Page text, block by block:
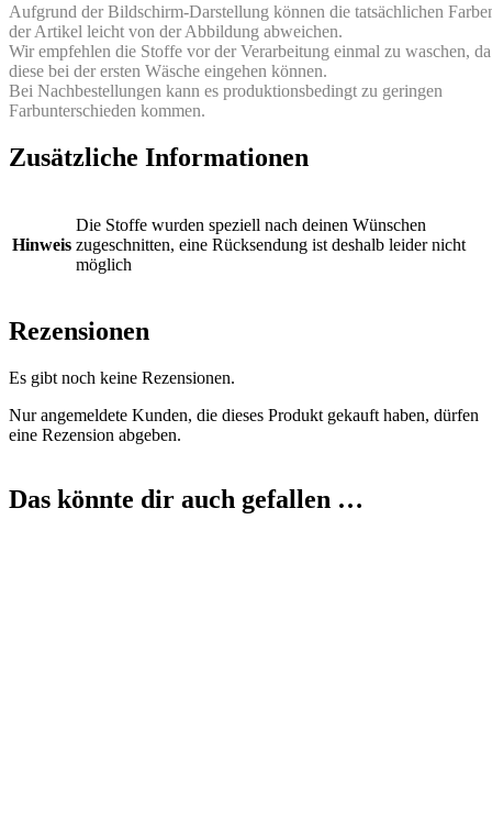
Aufgrund der Bildschirm-Darstellung können die tatsächlichen
der Artikel leicht von der Abbildung abweichen.
Wir empfehlen die Stoffe vor der Verarbeitung einmal zu waschen, da
diese bei der ersten Wäsche eingehen können.
Bei Nachbestellungen kann es produktionsbedingt zu geringen
Farbunterschieden kommen.
Zusätzliche Informationen
Hinweis
Die Stoffe wurden speziell nach deinen Wünschen
zugeschnitten, eine Rücksendung ist deshalb leider nicht
möglich
Rezensionen
Es gibt noch keine Rezensionen.
Nur angemeldete Kunden, die dieses Produkt gekauft haben, dürfen
eine Rezension abgeben.
Das könnte dir auch gefallen …